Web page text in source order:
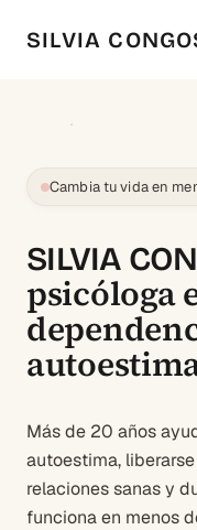
SILVIA
Cambia tu vida en
SILVIA
psicóloga
Más de 20 años
autoestima,
relaciones sanas y
funciona en menos